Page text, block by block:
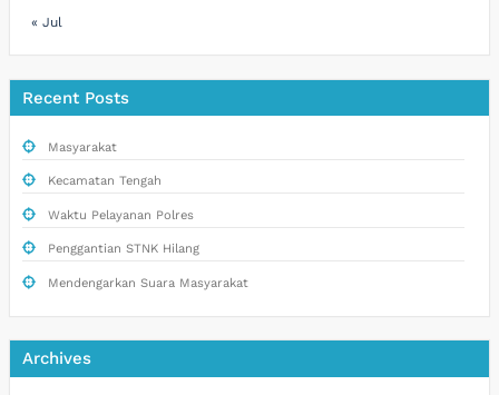
« Jul
Recent Posts
Masyarakat
Kecamatan Tengah
Waktu Pelayanan Polres
Penggantian STNK Hilang
Mendengarkan Suara Masyarakat
Archives